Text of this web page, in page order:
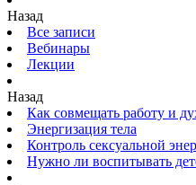
Назад
Все записи
Вебинары
Лекции
Назад
Как совмещать работу и
Энергизация тела
Контроль сексуальной
Нужно ли воспитывать